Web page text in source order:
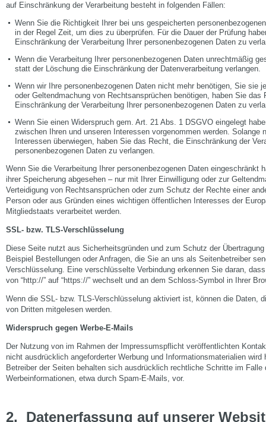
auf Einschränkung der Verarbeitung besteht in folgenden Fällen:
Wenn Sie die Richtigkeit Ihrer bei uns gespeicherten
in der Regel Zeit, um dies zu überprüfen. Für die Dauer der Prüfung
Einschränkung der Verarbeitung Ihrer personenbezogenen Daten zu
Wenn die Verarbeitung Ihrer personenbezogenen Daten unrechtmäßig
statt der Löschung die Einschränkung der Datenverarbeitung verlangen.
Wenn wir Ihre personenbezogenen Daten nicht mehr benötigen, Sie sie
oder Geltendmachung von Rechtsansprüchen benötigen, haben Sie
Einschränkung der Verarbeitung Ihrer personenbezogenen Daten zu
Wenn Sie einen Widerspruch gem. Art. 21 Abs. 1 DSGVO eingelegt
zwischen Ihren und unseren Interessen vorgenommen werden. Solange
Interessen überwiegen, haben Sie das Recht, die Einschränkung der
personenbezogenen Daten zu verlangen.
Wenn Sie die Verarbeitung Ihrer personenbezogenen Daten eingeschränkt
ihrer Speicherung abgesehen – nur mit Ihrer Einwilligung oder zur
Verteidigung von Rechtsansprüchen oder zum Schutz der Rechte einer
Person oder aus Gründen eines wichtigen öffentlichen Interesses der
Mitgliedstaats verarbeitet werden.
SSL- bzw. TLS-Verschlüsselung
Diese Seite nutzt aus Sicherheitsgründen und zum Schutz der
Beispiel Bestellungen oder Anfragen, die Sie an uns als Seitenbetreiber
Verschlüsselung. Eine verschlüsselte Verbindung erkennen Sie daran,
von “http://” auf “https://” wechselt und an dem Schloss-Symbol in Ihrer
Wenn die SSL- bzw. TLS-Verschlüsselung aktiviert ist, können die Daten,
von Dritten mitgelesen werden.
Widerspruch gegen Werbe-E-Mails
Der Nutzung von im Rahmen der Impressumspflicht veröffentlichten
nicht ausdrücklich angeforderter Werbung und Informationsmaterialien wird
Betreiber der Seiten behalten sich ausdrücklich rechtliche Schritte im Falle
Werbeinformationen, etwa durch Spam-E-Mails, vor.
2. Datenerfassung auf unserer